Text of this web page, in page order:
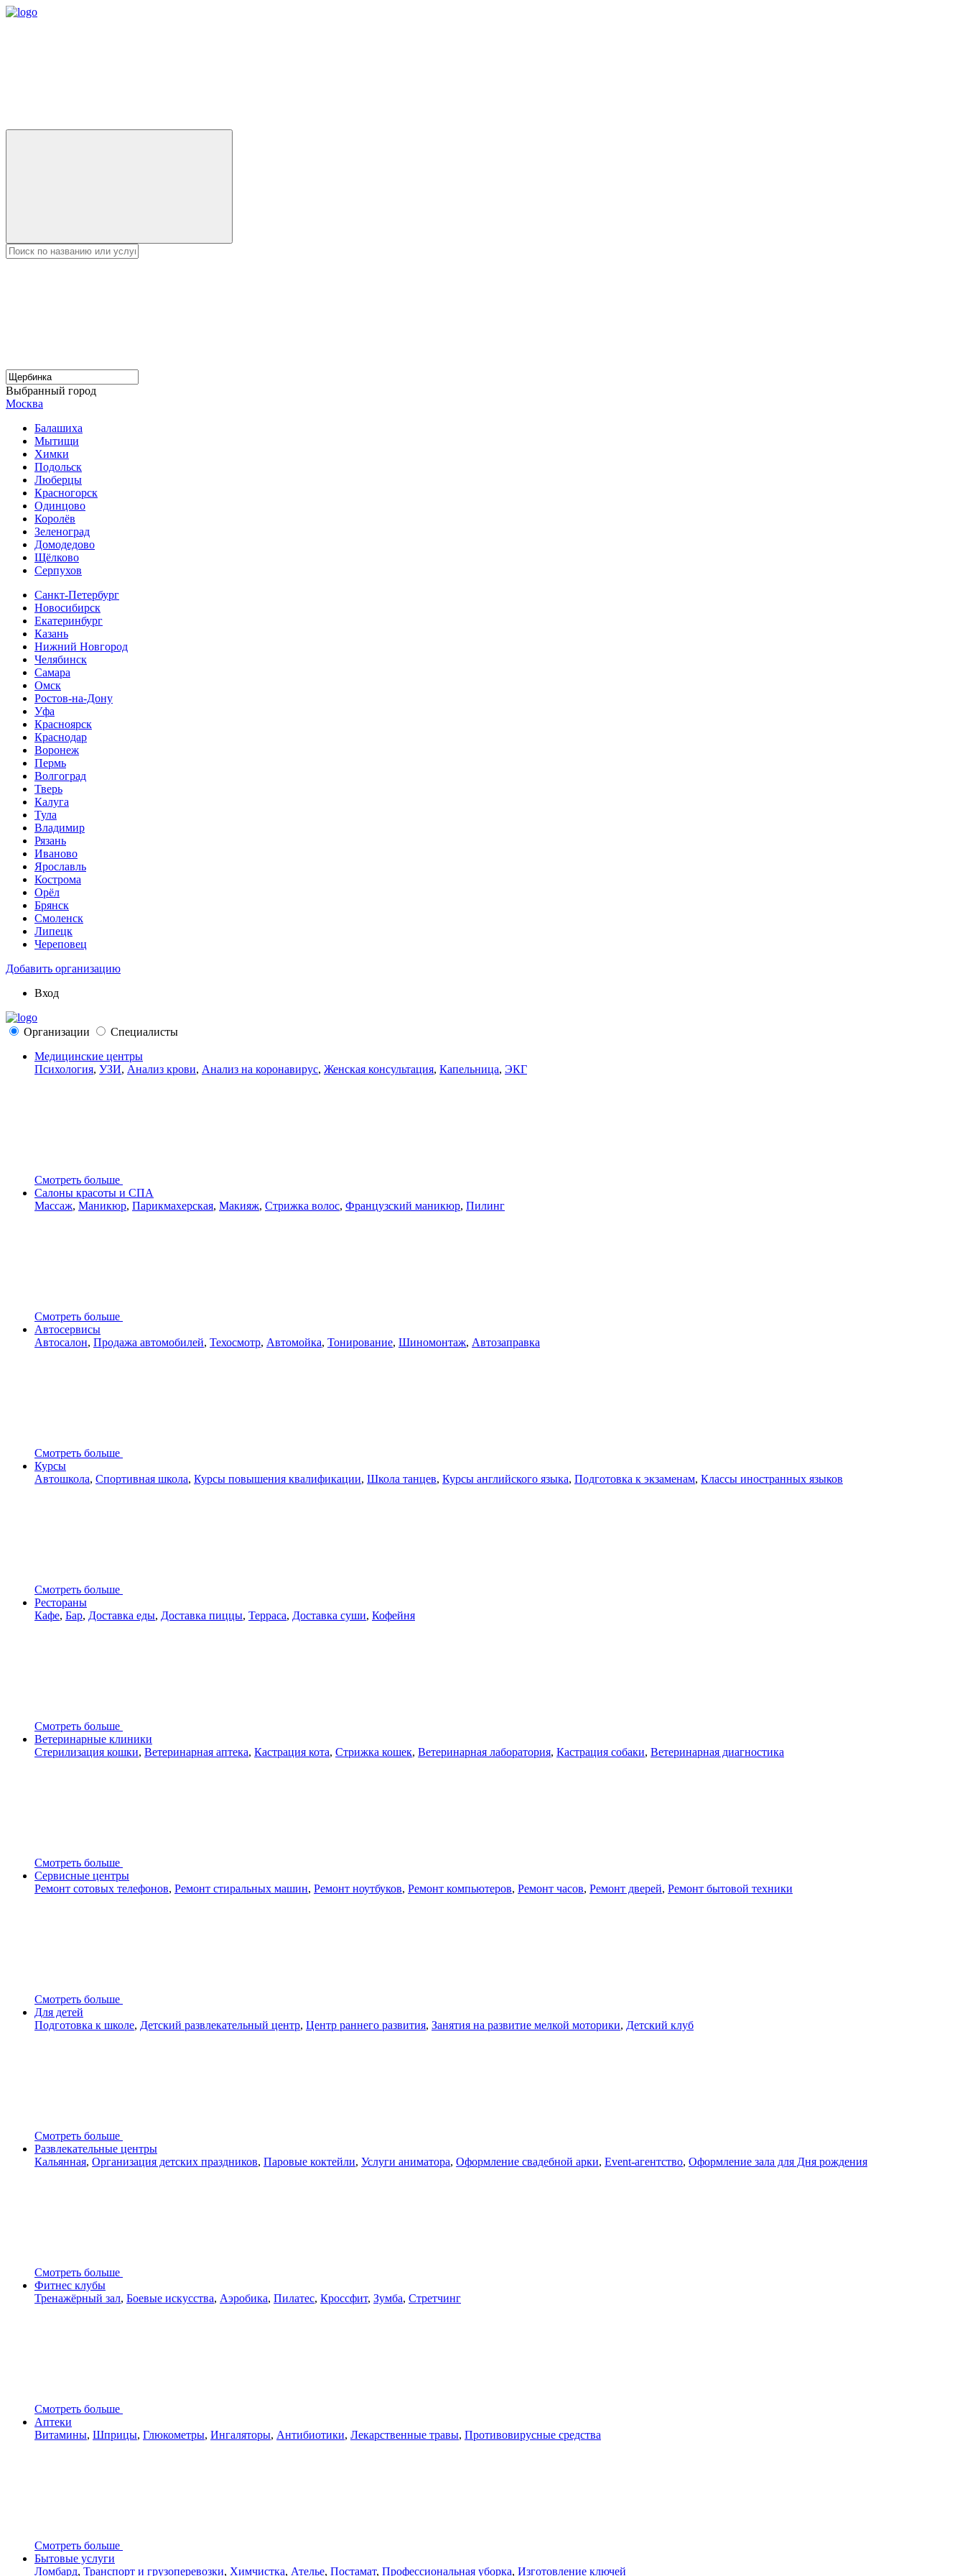
Выбранный город
Москва
Балашиха
Мытищи
Химки
Подольск
Люберцы
Красногорск
Одинцово
Королёв
Зеленоград
Домодедово
Щёлково
Серпухов
Санкт-Петербург
Новосибирск
Екатеринбург
Казань
Нижний Новгород
Челябинск
Самара
Омск
Ростов-на-Дону
Уфа
Красноярск
Краснодар
Воронеж
Пермь
Волгоград
Тверь
Калуга
Тула
Владимир
Рязань
Иваново
Ярославль
Кострома
Орёл
Брянск
Смоленск
Липецк
Череповец
Добавить организацию
Вход
Организации
Специалисты
Медицинские центры
Психология, УЗИ, Анализ крови, Анализ на коронавирус, Женская консультация, Капельница, ЭКГ
Смотреть больше
Салоны красоты и СПА
Массаж, Маникюр, Парикмахерская, Макияж, Стрижка волос, Французский маникюр, Пилинг
Смотреть больше
Автосервисы
Автосалон, Продажа автомобилей, Техосмотр, Автомойка, Тонирование, Шиномонтаж, Автозаправка
Смотреть больше
Курсы
Автошкола, Спортивная школа, Курсы повышения квалификации, Школа танцев, Курсы английского языка, Подготовка к экзаменам, Классы иностранных языков
Смотреть больше
Рестораны
Кафе, Бар, Доставка еды, Доставка пиццы, Терраса, Доставка суши, Кофейня
Смотреть больше
Ветеринарные клиники
Стерилизация кошки, Ветеринарная аптека, Кастрация кота, Стрижка кошек, Ветеринарная лаборатория, Кастрация собаки, Ветеринарная диагностика
Смотреть больше
Сервисные центры
Ремонт сотовых телефонов, Ремонт стиральных машин, Ремонт ноутбуков, Ремонт компьютеров, Ремонт часов, Ремонт дверей, Ремонт бытовой техники
Смотреть больше
Для детей
Подготовка к школе, Детский развлекательный центр, Центр раннего развития, Занятия на развитие мелкой моторики, Детский клуб
Смотреть больше
Развлекательные центры
Кальянная, Организация детских праздников, Паровые коктейли, Услуги аниматора, Оформление свадебной арки, Event-агентство, Оформление зала для Дня рождения
Смотреть больше
Фитнес клубы
Тренажёрный зал, Боевые искусства, Аэробика, Пилатес, Кроссфит, Зумба, Стретчинг
Смотреть больше
Аптеки
Витамины, Шприцы, Глюкометры, Ингаляторы, Антибиотики, Лекарственные травы, Противовирусные средства
Смотреть больше
Бытовые услуги
Ломбард, Транспорт и грузоперевозки, Химчистка, Ателье, Постамат, Профессиональная уборка, Изготовление ключей